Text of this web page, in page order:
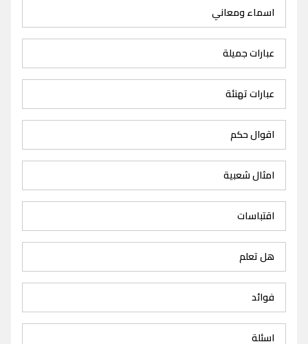
اسماء ومعاني
عبارات جميلة
عبارات تهنئة
اقوال حكم
امثال شعبية
اقتباسات
هل تعلم
فوائد
اسئلة